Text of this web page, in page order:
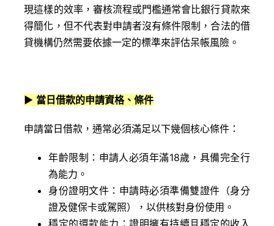
現這樣的效率，審核流程或門檻通常會比銀行貸款來
得簡化，但不代表對申請者沒有條件限制，合法的借
貸機構仍然需要依據一定的標準來評估呆帳風險。
▶ 當日借款的申請資格、條件
申請當日借款，通常必須滿足以下幾個核心條件：
年齡限制：申請人必須年滿18歲，具備完全行
為能力。
身份證明文件：申請時必須準備雙證件（身分
證及健保卡或駕照），以供核對身份使用。